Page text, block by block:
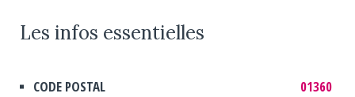
Les infos essentielles
Caractérisque
CODE POSTAL
01360